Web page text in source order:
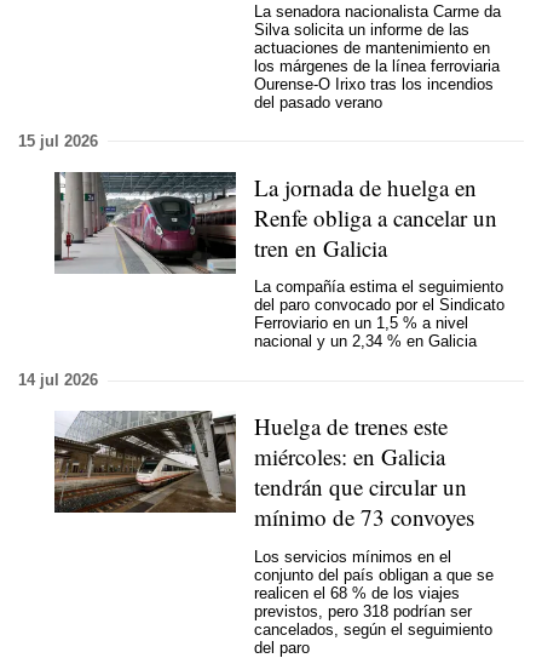
La senadora nacionalista Carme da
Silva solicita un informe de las
actuaciones de mantenimiento en
los márgenes de la línea ferroviaria
Ourense-O Irixo tras los incendios
del pasado verano
15 jul 2026
La jornada de huelga en
Renfe obliga a cancelar un
tren en Galicia
La compañía estima el seguimiento
del paro convocado por el Sindicato
Ferroviario en un 1,5 % a nivel
nacional y un 2,34 % en Galicia
14 jul 2026
Huelga de trenes este
miércoles: en Galicia
tendrán que circular un
mínimo de 73 convoyes
Los servicios mínimos en el
conjunto del país obligan a que se
realicen el 68 % de los viajes
previstos, pero 318 podrían ser
cancelados, según el seguimiento
del paro